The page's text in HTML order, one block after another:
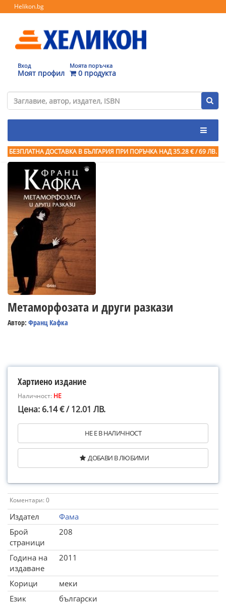
Helikon.bg
Вход
Моят профил
Моята поръчка
0 продукта
БЕЗПЛАТНА ДОСТАВКА В БЪЛГАРИЯ ПРИ ПОРЪЧКА НАД 35.28 € / 69 ЛВ.
Метаморфозата и други разкази
Автор: Франц Кафка
Хартиено издание
Наличност: НЕ
Цена: 6.14 € / 12.01 ЛВ.
НЕ Е В НАЛИЧНОСТ
ДОБАВИ В ЛЮБИМИ
Коментари: 0
Издател
Фама
Брой
страници
208
Година на
издаване
2011
Корици
меки
Език
български